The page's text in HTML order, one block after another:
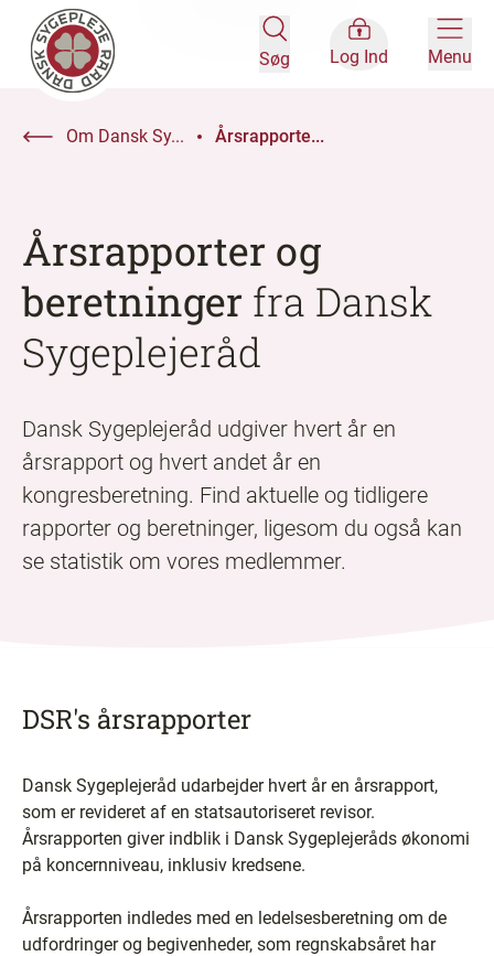
Søg Log Ind Menu
Om Dansk Sy... Årsrapporte...
Årsrapporter og
beretninger fra Dansk
Sygeplejeråd
Dansk Sygeplejeråd udgiver hvert år en
årsrapport og hvert andet år en
kongresberetning. Find aktuelle og tidligere
rapporter og beretninger, ligesom du også kan
se statistik om vores medlemmer.
DSR's årsrapporter
Dansk Sygeplejeråd udarbejder hvert år en årsrapport,
som er revideret af en statsautoriseret revisor.
Årsrapporten giver indblik i Dansk Sygeplejeråds økonomi
på koncernniveau, inklusiv kredsene.
Årsrapporten indledes med en ledelsesberetning om de
udfordringer og begivenheder, som regnskabsåret har